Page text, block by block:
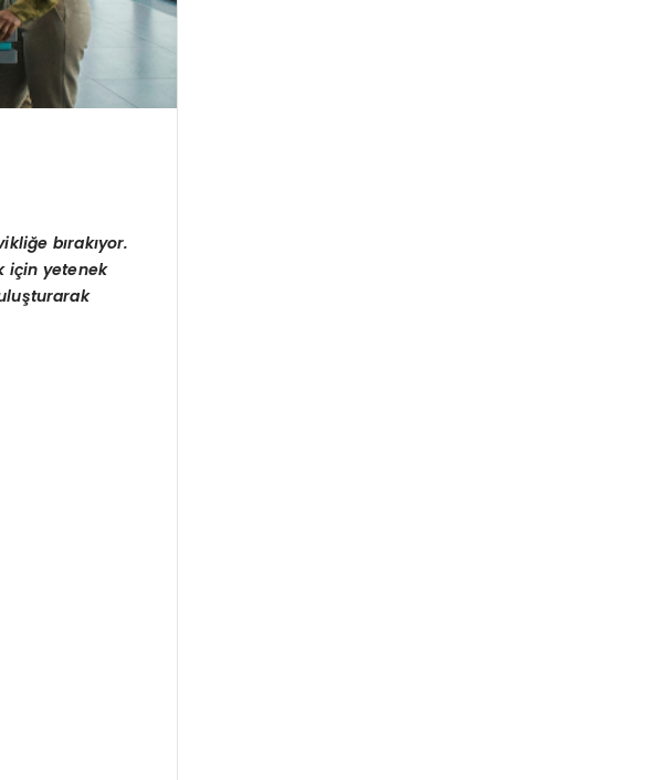
bırakıyor.
için yetenek